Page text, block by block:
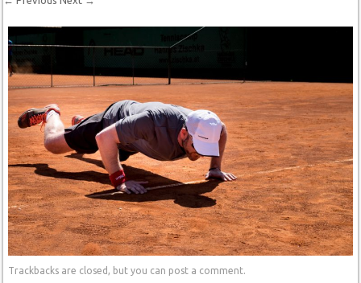
Trackbacks are closed, but you can post a comment.